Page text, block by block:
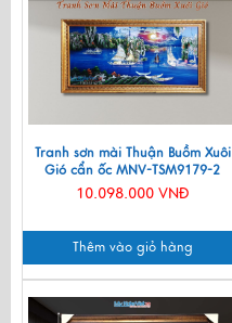
Tranh sơn mài Thuận Buồm Xuôi
Gió cẩn ốc MNV-TSM9179-2
10.098.000 VNĐ
Thêm vào giỏ hàng